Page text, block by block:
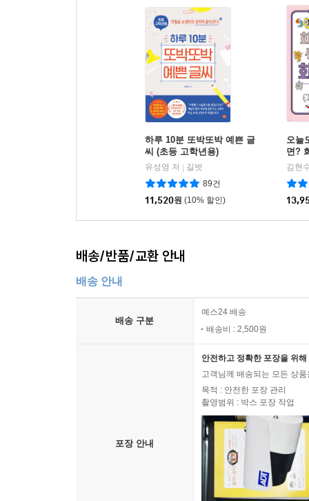
하루 10분 또박또박 예쁜 글
씨 (초등 고학년용)
유성영 저
길벗
89건
11,520원 (10% 할인)
오늘
면?
배송/반품/교환 안내
배송 안내
배송 구분
예스24 배송
배송비 : 2,500원
포장 안내
안전하고 정확한 포장을 위
고객님께 배송되는 모든 상
목적 : 안전한 포장 관리
촬영범위 : 박스 포장 작업